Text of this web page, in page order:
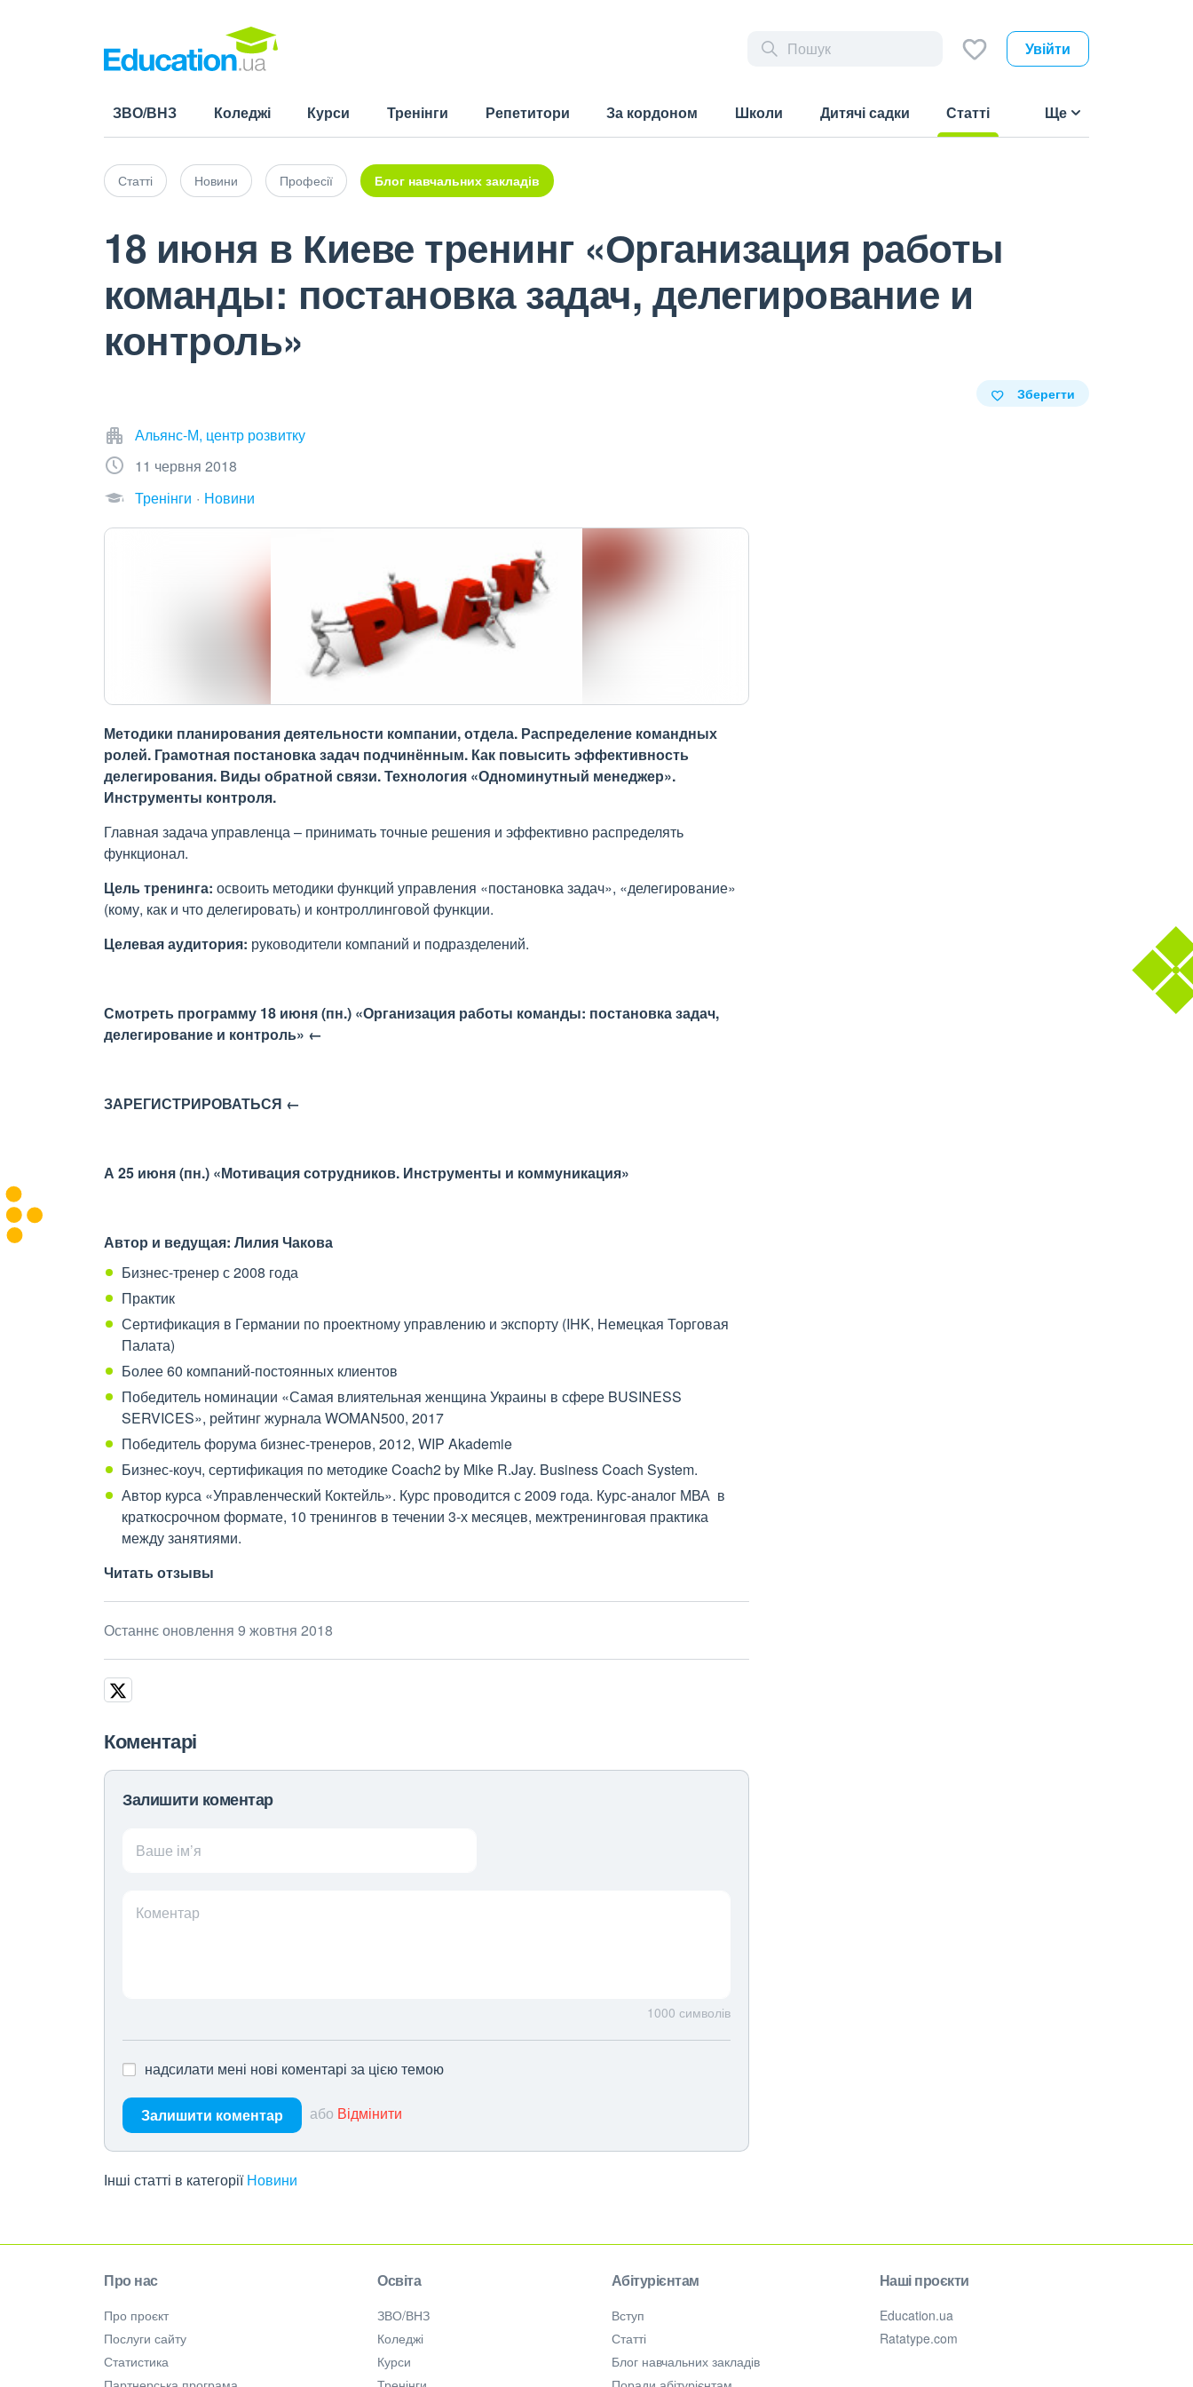
Увійти
ЗВО/ВНЗ Коледжі Курси Тренінги Репетитори За кордоном Школи Дитячі садки
Статті
Ще
Статті Новини Професії Блог навчальних закладів
18 июня в Киеве тренинг «Организация работы
команды: постановка задач, делегирование и
контроль»
Зберегти
Альянс-М, центр розвитку
11 червня 2018
Тренінги
Новини
Методики планирования деятельности компании, отдела. Распределение командных
ролей. Грамотная постановка задач подчинённым. Как повысить эффективность
делегирования. Виды обратной связи. Технология «Одноминутный менеджер».
Инструменты контроля.
Главная задача управленца – принимать точные решения и эффективно распределять
функционал.
Цель тренинга: освоить методики функций управления «постановка задач», «делегирование»
(кому, как и что делегировать) и контроллинговой функции.
Целевая аудитория: руководители компаний и подразделений.
Смотреть программу 18 июня (пн.) «Организация работы команды: постановка задач,
делегирование и контроль» ←
ЗАРЕГИСТРИРОВАТЬСЯ ←
А 25 июня (пн.) «Мотивация сотрудников. Инструменты и коммуникация»
Автор и ведущая: Лилия Чакова
Бизнес-тренер с 2008 года
Практик
Сертификация в Германии по проектному управлению и экспорту (IHK, Немецкая Торговая
Палата)
Более 60 компаний-постоянных клиентов
Победитель номинации «Самая влиятельная женщина Украины в сфере BUSINESS
SERVICES», рейтинг журнала WOMAN500, 2017
Победитель форума бизнес-тренеров, 2012, WIP Akademie
Бизнес-коуч, сертификация по методике Coach2 by Mike R.Jay. Business Coach System.
Автор курса «Управленческий Коктейль». Курс проводится с 2009 года. Курс-аналог МВА в
краткосрочном формате, 10 тренингов в течении 3-х месяцев, межтренинговая практика
между занятиями.
Читать отзывы
Останнє оновлення 9 жовтня 2018
Коментарі
Залишити коментар
Ваше ім’я
Коментар
1000 символів
надсилати мені нові коментарі за цією темою
Залишити коментар або Відмінити
Інші статті в категорії Новини
Про нас
Про проєкт
Послуги сайту
Статистика
Освіта
ЗВО/ВНЗ
Коледжі
Курси
Абітурієнтам
Вступ
Статті
Блог навчальних закладів
Наші проєкти
Education.ua
Ratatype.com